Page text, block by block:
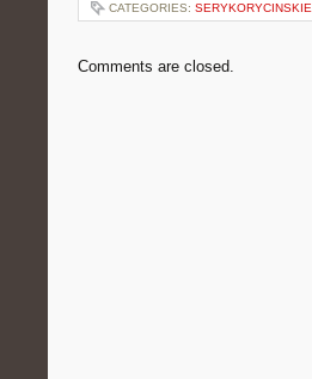
CATEGORIES: SERYKORYCINSKIE
Comments are closed.